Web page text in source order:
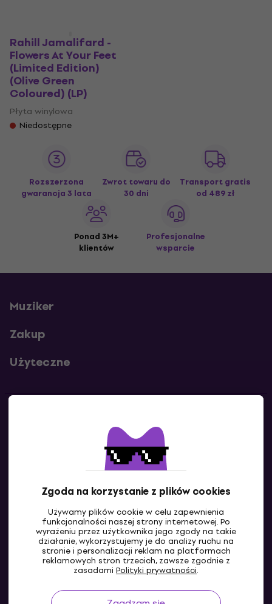
Zgoda na korzystanie z plików cookies
Używamy plików cookie w celu zapewnienia
funkcjonalności naszej strony internetowej. Po
wyrażeniu przez użytkownika jego zgody na takie
działanie, wykorzystujemy je do analizy ruchu na
stronie i personalizacji reklam na platformach
reklamowych stron trzecich, zawsze zgodnie z
zasadami Polityki prywatności.
Rahill Jamalifard -
Flowers At Your Feet
(Limited Edition)
(Olive Green
Coloured) (LP)
Płyta winylowa
Niedostępne
Rozszerzona
gwarancja 3 lata
Zwrot towaru do
30 dni
Transport gratis
od 489 zł
Ponad 3M+
klientów
Profesjonalne
wsparcie
Muziker
Zakup
Użyteczne
Skontaktuj się z nami
PL